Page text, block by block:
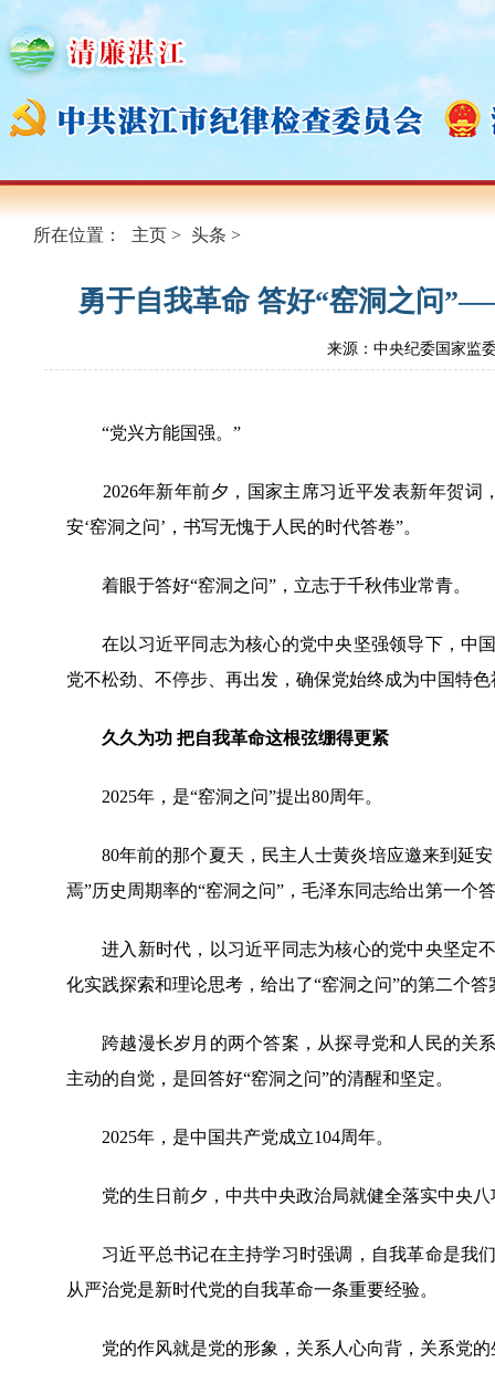
所在位置： 主页 > 头条 >
勇于自我革命 答好“窑洞之问
来源：中央纪委国家监
“党兴方能国强。”
2026年新年前夕，国家主席习近平发表新年贺词
安‘窑洞之问’，书写无愧于人民的时代答卷”。
着眼于答好“窑洞之问”，立志于千秋伟业常青。
在以习近平同志为核心的党中央坚强领导下，中国
党不松劲、不停步、再出发，确保党始终成为中国特
久久为功 把自我革命这根弦绷得更紧
2025年，是“窑洞之问”提出80周年。
80年前的那个夏天，民主人士黄炎培应邀来到延安
焉”历史周期率的“窑洞之问”，毛泽东同志给出第一个
进入新时代，以习近平同志为核心的党中央坚定不
化实践探索和理论思考，给出了“窑洞之问”的第二个
跨越漫长岁月的两个答案，从探寻党和人民的关系
主动的自觉，是回答好“窑洞之问”的清醒和坚定。
2025年，是中国共产党成立104周年。
党的生日前夕，中共中央政治局就健全落实中央八
习近平总书记在主持学习时强调，自我革命是我们
从严治党是新时代党的自我革命一条重要经验。
党的作风就是党的形象，关系人心向背，关系党的